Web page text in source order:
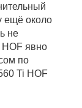
ещё около
не
HOF явно
по
Ti HOF